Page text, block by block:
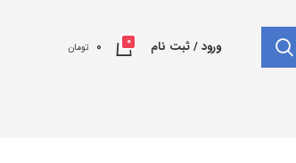
ورود / ثبت نام 0
0 تومان